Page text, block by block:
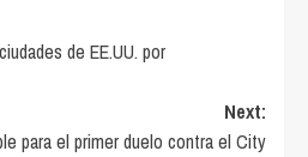
de EE.UU. por
Next:
para el primer duelo contra el City